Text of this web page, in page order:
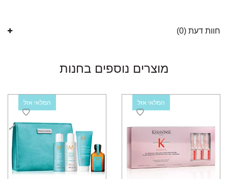
חוות דעת (0)
מוצרים נוספים בחנות
המלאי אזל המלאי אזל